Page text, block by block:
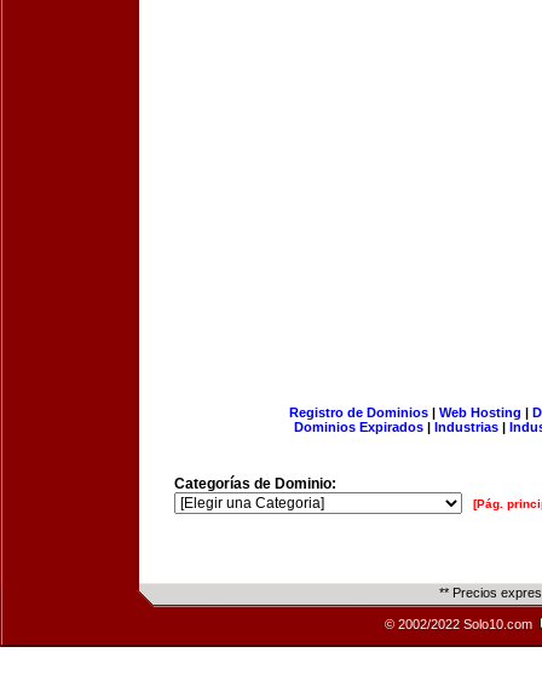
Registro de Dominios| Web Hosting |
Dominios Expirados | Industrias |
Categorías de Dominio:
[Pág.
** Precios
© 2002/2022 Solo10.com